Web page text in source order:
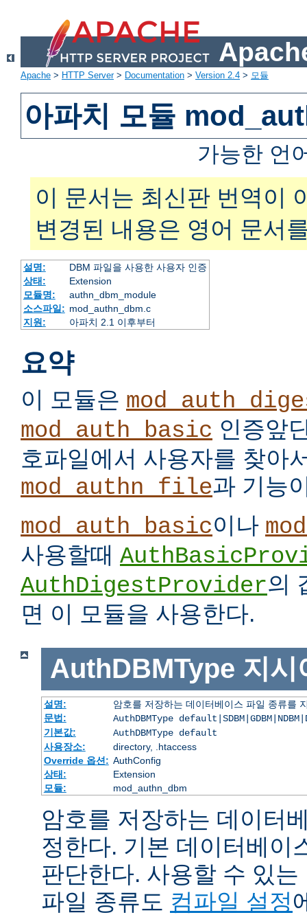
Apache > HTTP Server> Documentation > Version 2.4 > 모듈
아파치 모듈
가능한 언
이 문서는 최신판 번역이
변경된 내용은 영어 문서
설명:
DBM 파일을 사용한 사용자 인증
상태:
Extension
모듈명:
authn_dbm_module
소스파일: mod_authn_dbm.c
지원:
아파치 2.1 이후부터
요약
이 모듈은
mod_auth_basic 인증앞
호파일에서 사용자를 찾아
mod_authn_file과 기능
mod_auth_basic이나
사용할때
AuthDigestProvider의
면 이 모듈을 사용한다.
AuthDBMType 지시
설명:
암호를 저장하는 데이터베이스 파일 종류를
문법:
AuthDBMType
기본값:
AuthDBMType default
사용장소:
directory, .htaccess
Override 옵션: AuthConfig
상태:
Extension
모듈:
mod_authn_dbm
암호를 저장하는 데이터
정한다. 기본 데이터베이
판단한다. 사용할 수 있
파일 종류도 컴파일 설정